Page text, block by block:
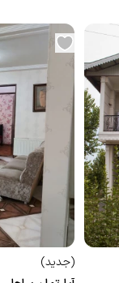
(جدید)